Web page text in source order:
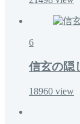
6
信玄の隠
18960 view